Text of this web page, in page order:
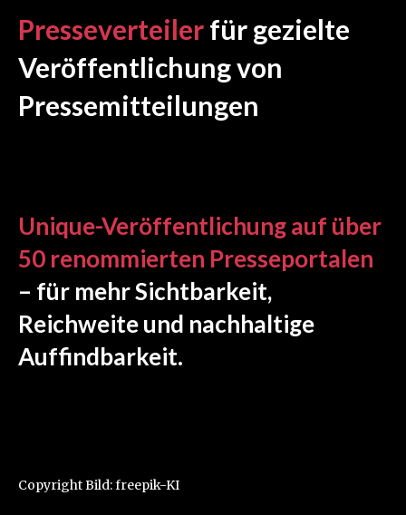
Presseverteilerfürgezielte
Veröffentlichung von
Pressemitteilungen
Unique-Veröffentlichung auf über
50 renommierten Presseportalen
– für mehr Sichtbarkeit,
Reichweite und nachhaltige
Auffindbarkeit.
Copyright Bild: freepik-KI